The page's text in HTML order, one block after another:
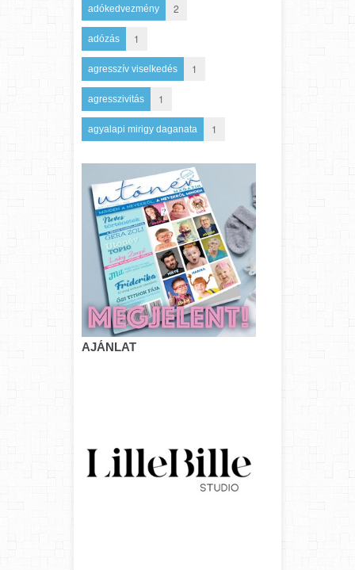
adókedvezmény 2
adózás 1
agresszív viselkedés 1
agresszivitás 1
agyalapi mirigy daganata 1
AJÁNLAT